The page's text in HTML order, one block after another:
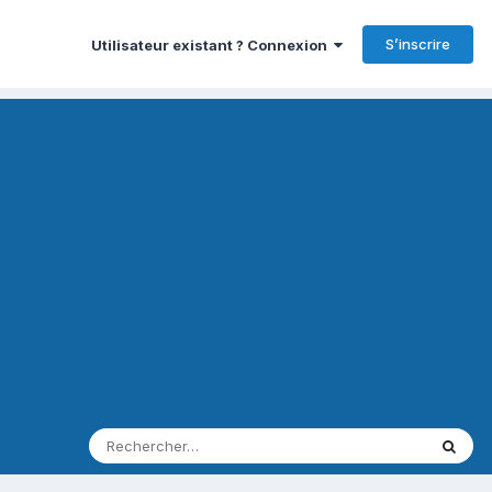
Utilisateur existant ? Connexion S’inscrire